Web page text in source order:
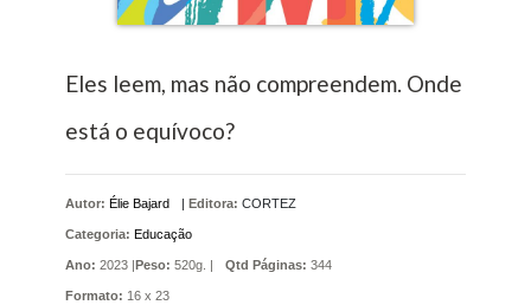
Eles leem, mas não compreendem. Onde
está o equívoco?
Autor: Élie Bajard | Editora: CORTEZ
Categoria: Educação
Ano: 2023 |Peso: 520g. | Qtd Páginas: 344
Formato: 16 x 23